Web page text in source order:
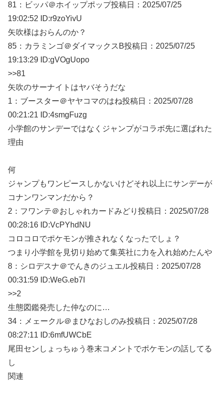
81： ビッパ＠ホイップポップ投稿日：2025/07/25
19:02:52 ID:r9zoYivU
矢吹様はおらんのか？
85： カラミンゴ＠ダイマックスB投稿日：2025/07/25
19:13:29 ID:gVOgUopo
>>81
矢吹のサーナイトはヤバそうだな
1： ブースター＠ヤヤコマのはね投稿日：2025/07/28
00:21:21 ID:4smgFuzg
小学館のサンデーではなくジャンプがコラボ先に選ばれた
理由
何
ジャンプもワンピースしかないけどそれ以上にサンデーが
コナンワンマンだから？
2： フワンテ＠おしゃれカードみどり 投稿日：2025/07/28
00:28:16 ID:VcPYhdNU
コロコロでポケモンが推されなくなったでしょ？
つまり小学館を見切り始めて集英社に力を入れ始めたんや
8： シロデスナ＠でんきのジュエル投稿日：2025/07/28
00:31:59 ID:WeG.eb7I
>>2
生態図鑑発売した仲なのに…
34：
メェークル＠まひなおしのみ投稿日：2025/07/28
08:27:11 ID:6mfUWCbE
尾田センしょっちゅう巻末コメントでポケモンの話してる
し
関連